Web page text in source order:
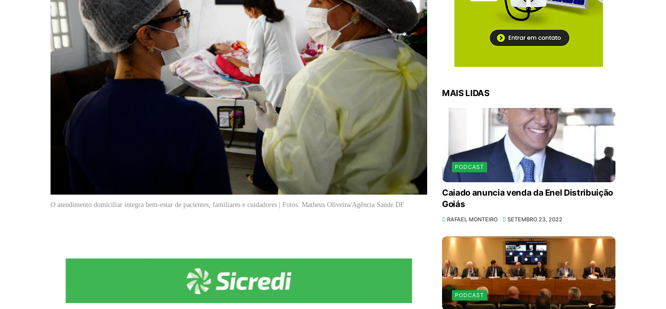
O atendimento domiciliar integra bem-estar de pacientes, familiares e cuidadores | Fotos: Matheus Oliveira/Agência Saúde DF
MAIS LIDAS
PODCAST
Caiado anuncia venda da Enel Distribuição
Goiás
RAFAEL MONTEIRO SETEMBRO 23, 2022
PODCAST